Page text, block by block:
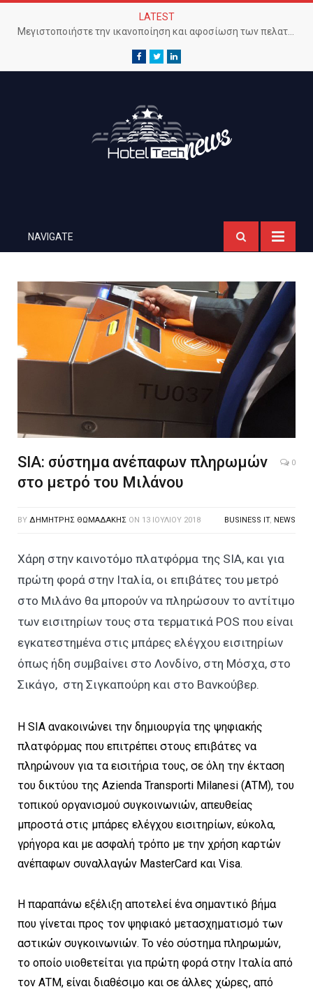
LATEST
Μεγιστοποιήστε την ικανοποίηση και αφοσίωση των πελατών με προηγμένο Wi-Fi δίκτυο
Facebook
TwitterLinkedIn
NAVIGATE
SIA: σύστημα ανέπαφων πληρωμών
στο μετρό του Μιλάνου
0
BY ΔΗΜΉΤΡΗΣ ΘΩΜΑΔΆΚΗΣ ON 13 ΙΟΥΛΊΟΥ 2018 BUSINESS IT, NEWS
Χάρη στην καινοτόμο πλατφόρμα της SIA, και για
πρώτη φορά στην Ιταλία, οι επιβάτες του μετρό
στο Μιλάνο θα μπορούν να πληρώσουν το αντίτιμο
των εισιτηρίων τους στα τερματικά POS που είναι
εγκατεστημένα στις μπάρες ελέγχου εισιτηρίων
όπως ήδη συμβαίνει στο Λονδίνο, στη Μόσχα, στο
Σικάγο, στη Σιγκαπούρη και στο Βανκούβερ.
Η SIA ανακοινώνει την δημιουργία της ψηφιακής
πλατφόρμας που επιτρέπει στους επιβάτες να
πληρώνουν για τα εισιτήρια τους, σε όλη την έκταση
του δικτύου της Azienda Transporti Milanesi (ΑΤΜ), του
τοπικού οργανισμού συγκοινωνιών, απευθείας
μπροστά στις μπάρες ελέγχου εισιτηρίων, εύκολα,
γρήγορα και με ασφαλή τρόπο με την χρήση καρτών
ανέπαφων συναλλαγών MasterCard και Visa.
Η παραπάνω εξέλιξη αποτελεί ένα σημαντικό βήμα
που γίνεται προς τον ψηφιακό μετασχηματισμό των
αστικών συγκοινωνιών. Το νέο σύστημα πληρωμών,
το οποίο υιοθετείται για πρώτη φορά στην Ιταλία από
τον ΑΤΜ, είναι διαθέσιμο και σε άλλες χώρες, από